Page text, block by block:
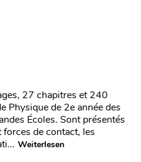
27 chapitres et 240
Physique de 2e année des
Écoles. Sont présentés
de contact, les
Weiterlesen